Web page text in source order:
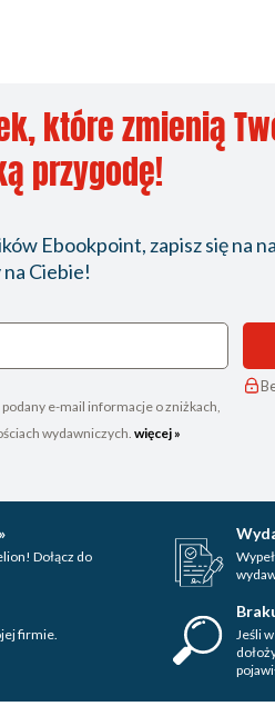
które zmienią
przygodę!
Ebookpoint, zapisz się na
na Ciebie!
e-mail informacje o zniżkach,
wydawniczych. więcej »
Dołącz do
firmie.
Jeśli